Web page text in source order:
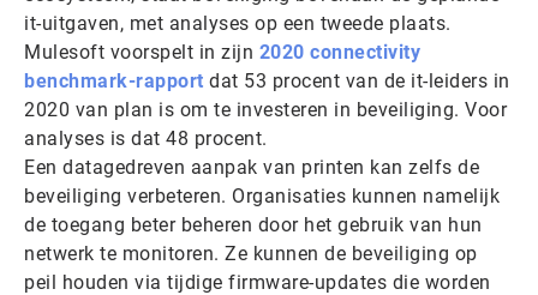
it-uitgaven, met analyses op een tweede plaats.
Mulesoft voorspelt in zijn 2020 connectivity
benchmark-rapport dat 53 procent van de it-leiders in
2020 van plan is om te investeren in beveiliging. Voor
analyses is dat 48 procent.
Een datagedreven aanpak van printen kan zelfs de
beveiliging verbeteren. Organisaties kunnen namelijk
de toegang beter beheren door het gebruik van hun
netwerk te monitoren. Ze kunnen de beveiliging op
peil houden via tijdige firmware-updates die worden